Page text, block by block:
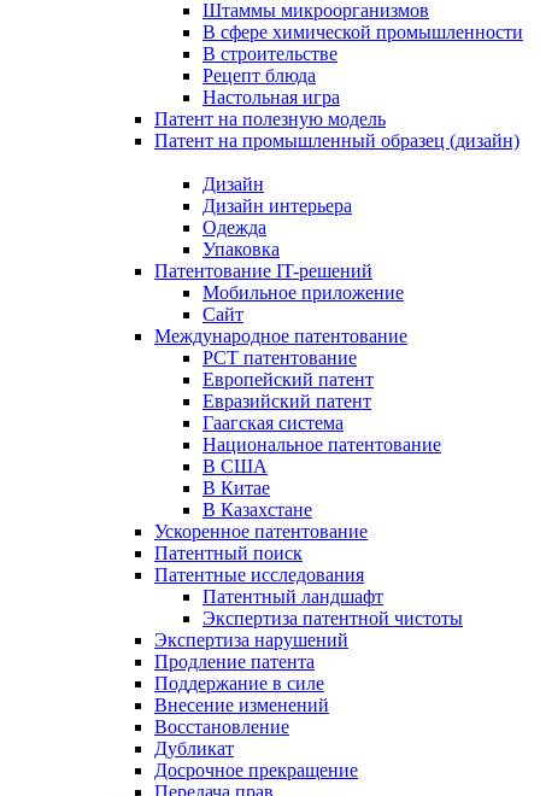
Штаммы микроорганизмов
В сфере химической промышленности
В строительстве
Рецепт блюда
Настольная игра
Патент на полезную модель
Патент на промышленный образец (дизайн)
Дизайн
Дизайн интерьера
Одежда
Упаковка
Патентование IT-решений
Мобильное приложение
Сайт
Международное патентование
PCT патентование
Европейский патент
Евразийский патент
Гаагская система
Национальное патентование
В США
В Китае
В Казахстане
Ускоренное патентование
Патентный поиск
Патентные исследования
Патентный ландшафт
Экспертиза патентной чистоты
Экспертиза нарушений
Продление патента
Поддержание в силе
Внесение изменений
Восстановление
Дубликат
Досрочное прекращение
Передача прав